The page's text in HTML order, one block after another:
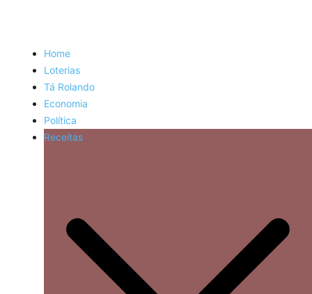
Home
Loterias
Tá Rolando
Economia
Política
Receitas